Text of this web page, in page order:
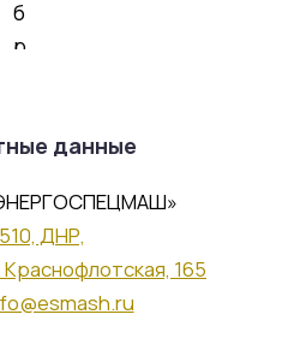
заказчики и
данные
ДНР,
165